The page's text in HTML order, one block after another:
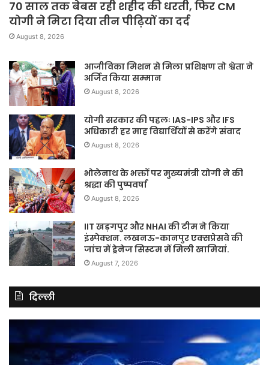
70 साल तक बेबस रही शहीद की धरती, फिर CM
योगी ने मिटा दिया तीन पीढ़ियों का दर्द
August 8, 2026
आजीविका मिशन से मिला प्रशिक्षण तो श्वेता ने
अर्जित किया सम्मान
August 8, 2026
योगी सरकार की पहलः IAS-IPS और IFS
अधिकारी हर माह विद्यार्थियों से करेंगे संवाद
August 8, 2026
भोलेनाथ के भक्तों पर मुख्यमंत्री योगी ने की
श्रद्धा की पुष्पवर्षा
August 8, 2026
IIT खड़गपुर और NHAI की टीम ने किया
इंस्पेक्शन. लखनऊ-कानपुर एक्सप्रेसवे की
जांच में ड्रेनेज सिस्टम में मिली खामियां.
August 7, 2026
दिल्ली